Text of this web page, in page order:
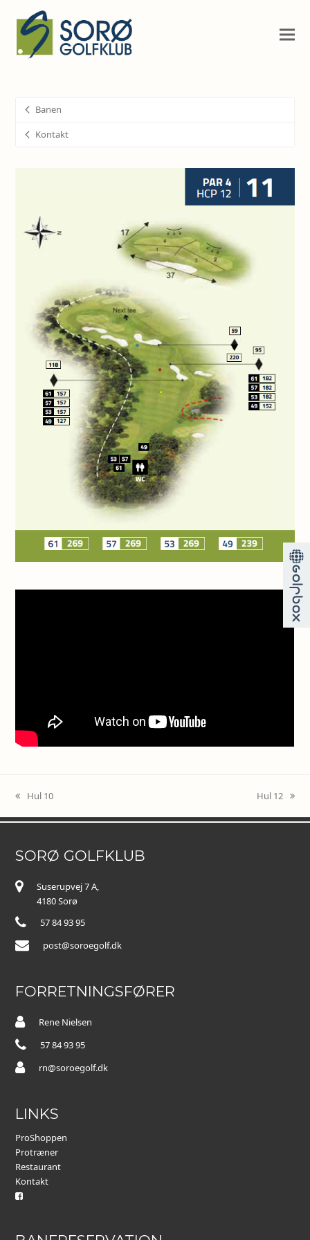
Banen
Kontakt
previous
post:
Hul 10
next
post:
Hul 12
SORØ GOLFKLUB
Suserupvej 7 A,
4180 Sorø
57 84 93 95
post@soroegolf.dk
FORRETNINGSFØRER
Rene Nielsen
57 84 93 95
rn@soroegolf.dk
LINKS
ProShoppen
Protræner
Restaurant
Kontakt